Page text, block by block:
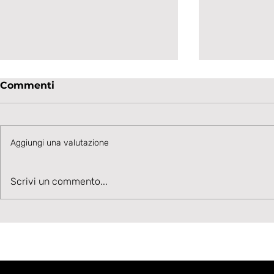
STORIE IN BIANCONERO
Commenti
Aggiungi una valutazione
Scrivi un commento...